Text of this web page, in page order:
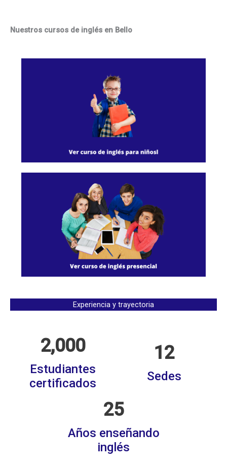
Nuestros cursos de inglés en Bello
Experiencia y trayectoria
2,000
Estudiantes
certificados
12
Sedes
25
Años enseñando
inglés